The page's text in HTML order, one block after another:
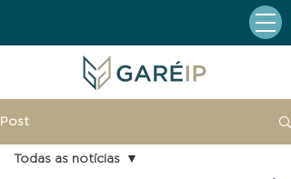
Post
Todas as notícias